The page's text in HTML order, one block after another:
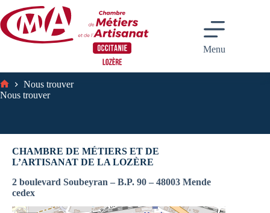
au
contenu
Menu
Accueil
Nous trouver
Nous trouver
CHAMBRE DE MÉTIERS ET DE
L’ARTISANAT DE LA LOZÈRE
2 boulevard Soubeyran – B.P. 90 – 48003 Mende
cedex